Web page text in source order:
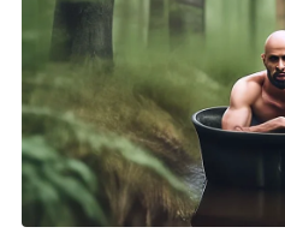
แวดล้อมขององค์กรรวมถึงก
โครงการต่าง ๆ เช่น โครงกา
อย่าง Fly Greener ซึ่งช่วยลด
คาร์บอนไดออกไซด์ การลงทุ
ความยั่งยืน และการลดการป
ประสิทธิภาพการทำงาน นอก
แปซิฟิค ยังมีความมุ่งมั่นที่จะ